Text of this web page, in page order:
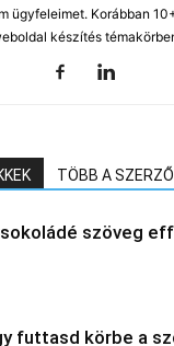
ügyfeleimet. Korábban
készítés
TÖBB A
szöveg
futtasd körbe a